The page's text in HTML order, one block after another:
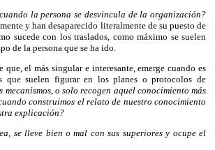
la persona se desvincula de la organización?
y han desaparecido literalmente de su puesto de
sucede con los traslados, como máximo se suelen
de la persona que se ha ido.
el más singular e interesante, emerge cuando es
que suelen figurar en los planes o protocolos de
mecanismos, o solo recogen aquel conocimiento más
construimos el relato de nuestro conocimiento
explicación?
se lleve bien o mal con sus superiores y ocupe el